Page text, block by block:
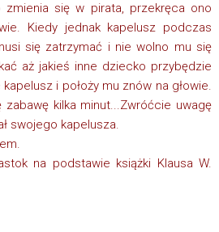
się w pirata, przekręca ono
Kiedy jednak kapelusz podczas
się zatrzymać i nie wolno mu się
aż jakieś inne dziecko przybędzie
i położy mu znów na głowie.
kilka minut...Zwróćcie uwagę
swojego kapelusza.
na podstawie książki Klausa W.